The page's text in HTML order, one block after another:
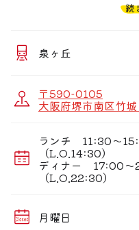
偏愛スポット
落ち着いた店内にジャズ
日々変わるおすすめ料理
隠岐の島から直送の魚貝
〜湖泉から秋の便りをい
秋野菜の天婦羅・さんま
牡蠣など・・
り、岩牡蠣みぞれポン酢
秋の香りをぜひご堪能く
続
泉ヶ丘
〒590-0105
大阪府堺市南区竹
ランチ 11:30〜
（L.O.14:30）
ディナー 17:00
（L.O.22:30）
月曜日